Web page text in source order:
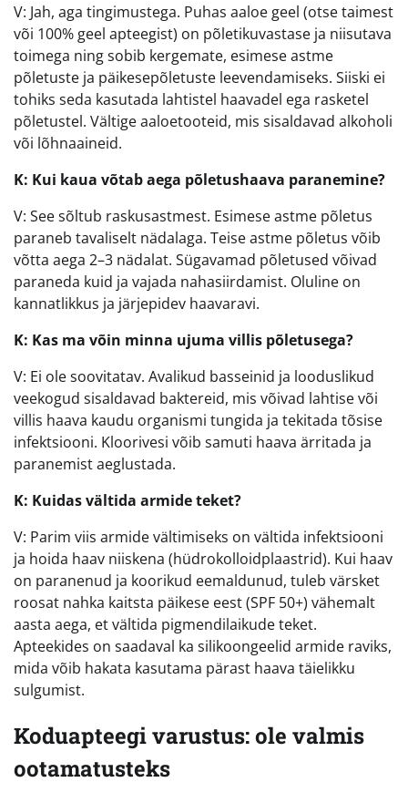
V: Jah, aga tingimustega. Puhas aaloe geel (otse taimest
või 100% geel apteegist) on põletikuvastase ja niisutava
toimega ning sobib kergemate, esimese astme
põletuste ja päikesepõletuste leevendamiseks. Siiski ei
tohiks seda kasutada lahtistel haavadel ega rasketel
põletustel. Vältige aaloetooteid, mis sisaldavad alkoholi
või lõhnaaineid.
K: Kui kaua võtab aega põletushaava paranemine?
V: See sõltub raskusastmest. Esimese astme põletus
paraneb tavaliselt nädalaga. Teise astme põletus võib
võtta aega 2–3 nädalat. Sügavamad põletused võivad
paraneda kuid ja vajada nahasiirdamist. Oluline on
kannatlikkus ja järjepidev haavaravi.
K: Kas ma võin minna ujuma villis põletusega?
V: Ei ole soovitatav. Avalikud basseinid ja looduslikud
veekogud sisaldavad baktereid, mis võivad lahtise või
villis haava kaudu organismi tungida ja tekitada tõsise
infektsiooni. Kloorivesi võib samuti haava ärritada ja
paranemist aeglustada.
K: Kuidas vältida armide teket?
V: Parim viis armide vältimiseks on vältida infektsiooni
ja hoida haav niiskena (hüdrokolloidplaastrid). Kui haav
on paranenud ja koorikud eemaldunud, tuleb värsket
roosat nahka kaitsta päikese eest (SPF 50+) vähemalt
aasta aega, et vältida pigmendilaikude teket.
Apteekides on saadaval ka silikoongeelid armide raviks,
mida võib hakata kasutama pärast haava täielikku
sulgumist.
Koduapteegi varustus: ole valmis
ootamatusteks